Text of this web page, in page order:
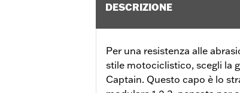
DESCRIZIONE
Per una resistenza alle
stile motociclistico, scegli la
Captain. Questo capo è lo